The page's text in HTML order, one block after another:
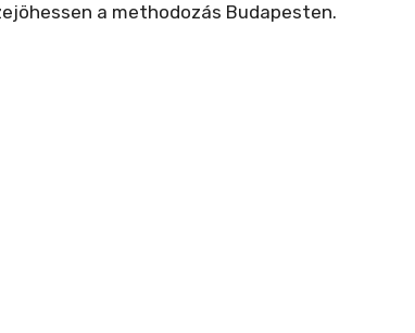
a methodozás Budapesten.